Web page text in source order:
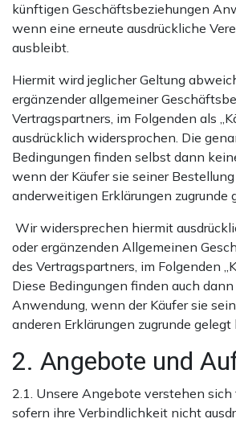
künftigen Geschäftsbeziehungen
wenn eine erneute ausdrückliche
ausbleibt.
Hiermit wird jeglicher Geltung
ergänzender allgemeiner
Vertragspartners, im Folgenden als
ausdrücklich widersprochen. Die
Bedingungen finden selbst dann
wenn der Käufer sie seiner
anderweitigen Erklärungen zugrunde
Wir widersprechen hiermit
oder ergänzenden Allgemeinen
des Vertragspartners, im Folgenden
Diese Bedingungen finden auch
Anwendung, wenn der Käufer sie
anderen Erklärungen zugrunde gelegt
2. Angebote und
2.1. Unsere Angebote verstehen
sofern ihre Verbindlichkeit nicht